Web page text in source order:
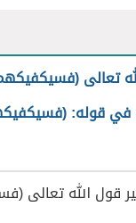
تعالى
في قوله: